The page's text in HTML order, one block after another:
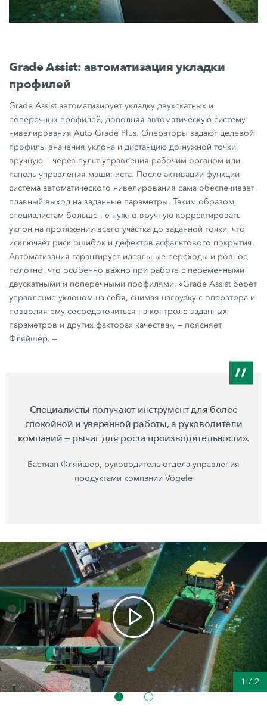
Grade Assist: автоматизация укладки
профилей
Grade Assist автоматизирует укладку двухскатных и
поперечных профилей, дополняя автоматическую систему
нивелирования Auto Grade Plus. Операторы задают целевой
профиль, значения уклона и дистанцию до нужной точки
вручную — через пульт управления рабочим органом или
панель управления машиниста. После активации функции
система автоматического нивелирования сама обеспечивает
плавный выход на заданные параметры. Таким образом,
специалистам больше не нужно вручную корректировать
уклон на протяжении всего участка до заданной точки, что
исключает риск ошибок и дефектов асфальтового покрытия.
Автоматизация гарантирует идеальные переходы и ровное
полотно, что особенно важно при работе с переменными
двускатными и поперечными профилями. «Grade Assist берет
управление уклоном на себя, снимая нагрузку с оператора и
позволяя ему сосредоточиться на контроле заданных
параметров и других факторах качества», — поясняет
Фляйшер. —
Специалисты получают инструмент для более
спокойной и уверенной работы, а руководители
компаний — рычаг для роста производительности».
Бастиан Фляйшер, руководитель отдела управления
продуктами компании Vögele
1 / 2